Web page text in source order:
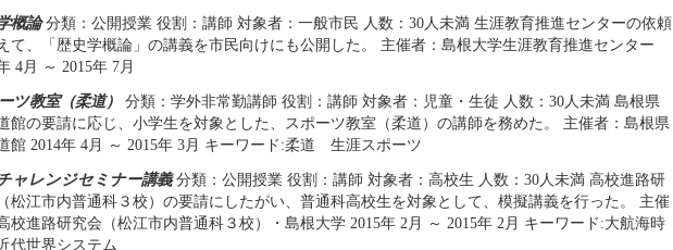
概論分類：公開授業 役割：講師 対象者：一般市民 人数：30人未満 生涯教育推進センターの依頼
て、「歴史学概論」の講義を市民向けにも公開した。 主催者：島根大学生涯教育推進センター
4月 ～ 2015年 7月
ツ教室（柔道）
分類：学外非常勤講師 役割：講師 対象者：児童・生徒 人数：30人未満 島根県
館の要請に応じ、小学生を対象とした、スポーツ教室（柔道）の講師を務めた。 主催者：島根県
館 2014年 4月 ～ 2015年 3月 キーワード:柔道 生涯スポーツ
ャレンジセミナー講義分類：公開授業 役割：講師 対象者：高校生 人数：30人未満 高校進路研
松江市内普通科３校）の要請にしたがい、普通科高校生を対象として、模擬講義を行った。 主催
校進路研究会（松江市内普通科３校）・島根大学 2015年 2月 ～ 2015年 2月 キーワード:大航海時
世界システム